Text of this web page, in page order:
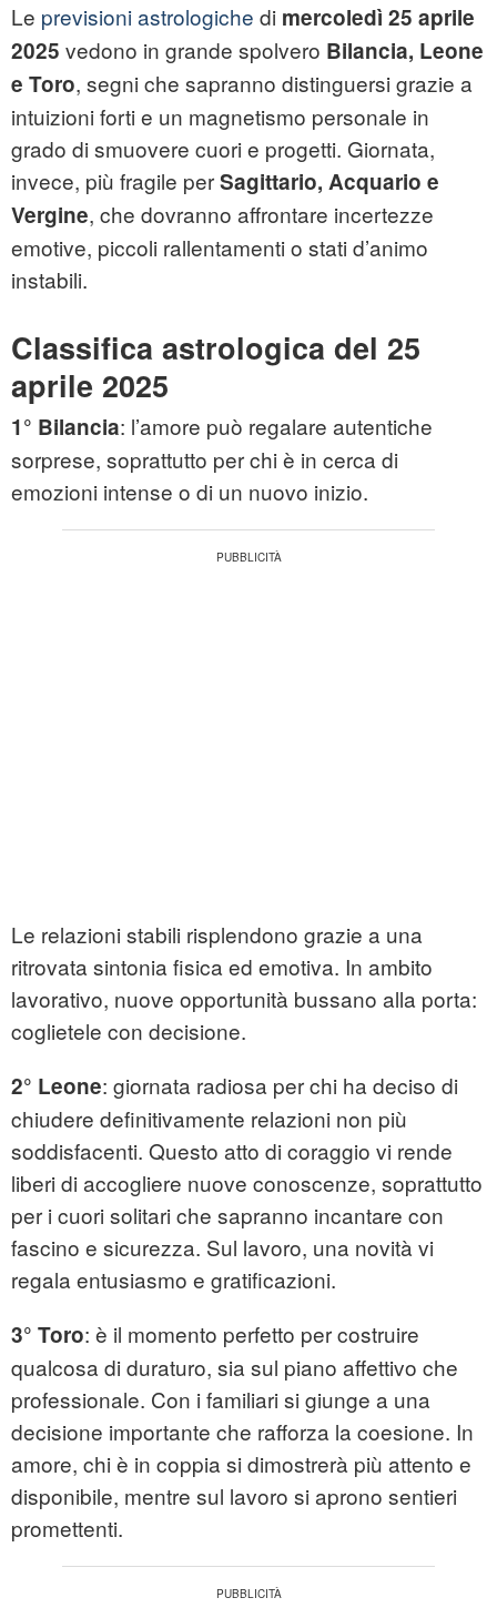
Le previsioni astrologiche di mercoledì 25 aprile
2025 vedono in grande spolvero Bilancia, Leone
e Toro, segni che sapranno distinguersi grazie a
intuizioni forti e un magnetismo personale in
grado di smuovere cuori e progetti. Giornata,
invece, più fragile perSagittario, Acquario e
Vergine, che dovranno affrontare incertezze
emotive, piccoli rallentamenti o stati d’animo
instabili.
Classifica astrologica del 25
aprile 2025
1° Bilancia: l’amore può regalare autentiche
sorprese, soprattutto per chi è in cerca di
emozioni intense o di un nuovo inizio.
Le relazioni stabili risplendono grazie a una
ritrovata sintonia fisica ed emotiva. In ambito
lavorativo, nuove opportunità bussano alla porta:
coglietele con decisione.
2° Leone: giornata radiosa per chi ha deciso di
chiudere definitivamente relazioni non più
soddisfacenti. Questo atto di coraggio vi rende
liberi di accogliere nuove conoscenze, soprattutto
per i cuori solitari che sapranno incantare con
fascino e sicurezza. Sul lavoro, una novità vi
regala entusiasmo e gratificazioni.
3° Toro: è il momento perfetto per costruire
qualcosa di duraturo, sia sul piano affettivo che
professionale. Con i familiari si giunge a una
decisione importante che rafforza la coesione. In
amore, chi è in coppia si dimostrerà più attento e
disponibile, mentre sul lavoro si aprono sentieri
promettenti.